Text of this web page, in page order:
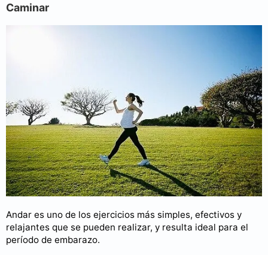
Caminar
Andar es uno de los ejercicios más simples, efectivos y
relajantes que se pueden realizar, y resulta ideal para el
período de embarazo.